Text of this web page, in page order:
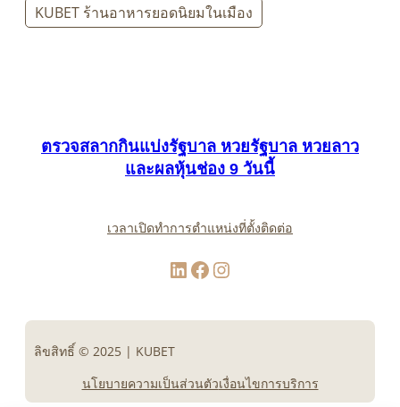
KUBET ร้านอาหารยอดนิยมในเมือง
ตรวจสลากกินแบ่งรัฐบาล หวยรัฐบาล หวยลาว
และผลหุ้นช่อง 9 วันนี้
เวลาเปิดทำการตำแหน่งที่ตั้งติดต่อ
LinkedIn Facebook Instagram
ลิขสิทธิ์ © 2025 | KUBET
นโยบายความเป็นส่วนตัวเงื่อนไขการบริการ